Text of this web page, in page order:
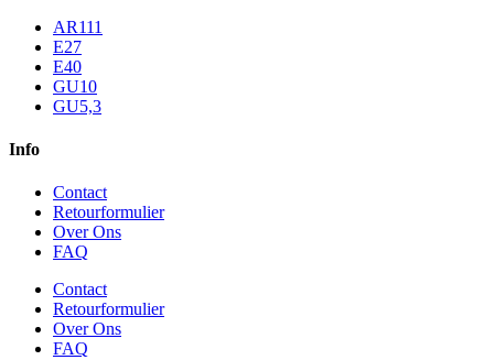
AR111
E27
E40
GU10
GU5,3
Info
Contact
Retourformulier
Over Ons
FAQ
Contact
Retourformulier
Over Ons
FAQ